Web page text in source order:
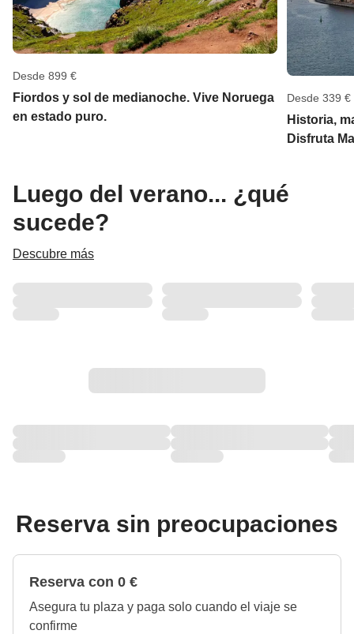
Desde 899 €
Fiordos y sol de medianoche. Vive Noruega
en estado puro.
Desde 339 €
Historia,
Disfruta
Luego del verano... ¿qué
sucede?
Descubre más
Reserva sin preocupaciones
Reserva con 0 €
Asegura tu plaza y paga solo cuando el viaje se
confirme